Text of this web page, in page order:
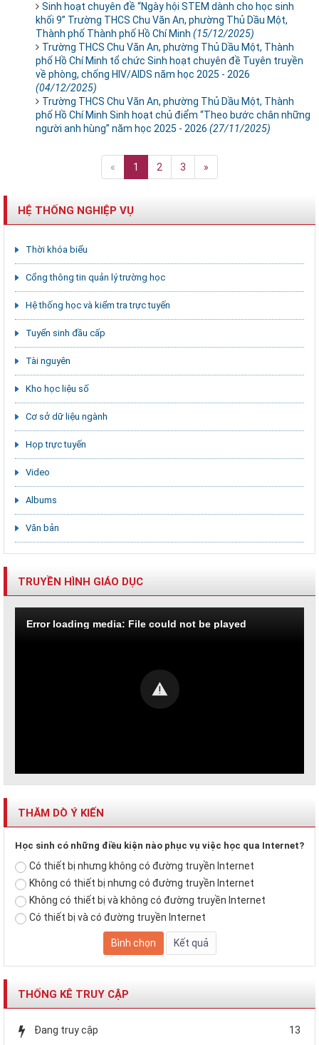
Sinh hoạt chuyên đề “Ngày hội STEM dành cho học sinh
khối 9” Trường THCS Chu Văn An, phường Thủ Dầu Một,
Thành phố Thành phố Hồ Chí Minh (15/12/2025)
Trường THCS Chu Văn An, phường Thủ Dầu Một, Thành
phố Hồ Chí Minh tổ chức Sinh hoạt chuyên đề Tuyên truyền
về phòng, chống HIV/AIDS năm học 2025 - 2026
(04/12/2025)
Trường THCS Chu Văn An, phường Thủ Dầu Một, Thành
phố Hồ Chí Minh Sinh hoạt chủ điểm “Theo bước chân những
người anh hùng” năm học 2025 - 2026 (27/11/2025)
« 1 2 3 »
HỆ THỐNG NGHIỆP VỤ
Thời khóa biểu
Cổng thông tin quản lý trường học
Hệ thống học và kiểm tra trực tuyến
Tuyển sinh đầu cấp
Tài nguyên
Kho học liệu số
Cơ sở dữ liệu ngành
Họp trực tuyến
Video
Albums
Văn bản
TRUYỀN HÌNH GIÁO DỤC
Error loading media: File could not be played
THĂM DÒ Ý KIẾN
Học sinh có những điều kiện nào phục vụ việc học qua Internet?
Có thiết bị nhưng không có đường truyền Internet
Không có thiết bị nhưng có đường truyền Internet
Không có thiết bị và không có đường truyền Internet
Có thiết bị và có đường truyền Internet
THỐNG KÊ TRUY CẬP
Đang truy cập 13